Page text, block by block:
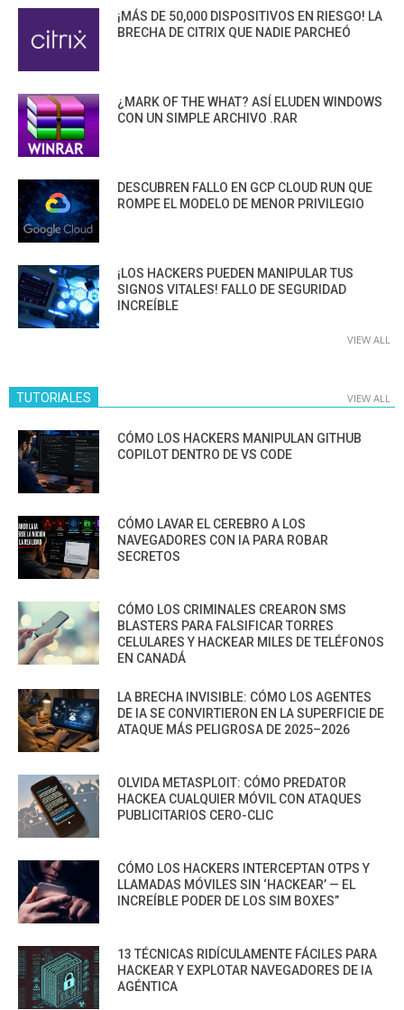
¡MÁS DE 50,000 DISPOSITIVOS EN RIESGO! LA
BRECHA DE CITRIX QUE NADIE PARCHEÓ
¿MARK OF THE WHAT? ASÍ ELUDEN WINDOWS
CON UN SIMPLE ARCHIVO .RAR
DESCUBREN FALLO EN GCP CLOUD RUN QUE
ROMPE EL MODELO DE MENOR PRIVILEGIO
¡LOS HACKERS PUEDEN MANIPULAR TUS
SIGNOS VITALES! FALLO DE SEGURIDAD
INCREÍBLE
VIEW ALL
TUTORIALES VIEW ALL
CÓMO LOS HACKERS MANIPULAN GITHUB
COPILOT DENTRO DE VS CODE
CÓMO LAVAR EL CEREBRO A LOS
NAVEGADORES CON IA PARA ROBAR
SECRETOS
CÓMO LOS CRIMINALES CREARON SMS
BLASTERS PARA FALSIFICAR TORRES
CELULARES Y HACKEAR MILES DE TELÉFONOS
EN CANADÁ
LA BRECHA INVISIBLE: CÓMO LOS AGENTES
DE IA SE CONVIRTIERON EN LA SUPERFICIE DE
ATAQUE MÁS PELIGROSA DE 2025–2026
OLVIDA METASPLOIT: CÓMO PREDATOR
HACKEA CUALQUIER MÓVIL CON ATAQUES
PUBLICITARIOS CERO-CLIC
CÓMO LOS HACKERS INTERCEPTAN OTPS Y
LLAMADAS MÓVILES SIN ‘HACKEAR’ — EL
INCREÍBLE PODER DE LOS SIM BOXES”
13 TÉCNICAS RIDÍCULAMENTE FÁCILES PARA
HACKEAR Y EXPLOTAR NAVEGADORES DE IA
AGÉNTICA